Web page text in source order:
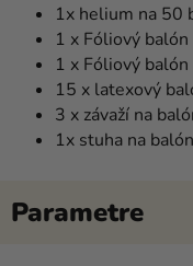
1x helium na 50
1 x Fóliový
1 x Fóliový
15 x latexový
3 x závaží na
1x stuha na